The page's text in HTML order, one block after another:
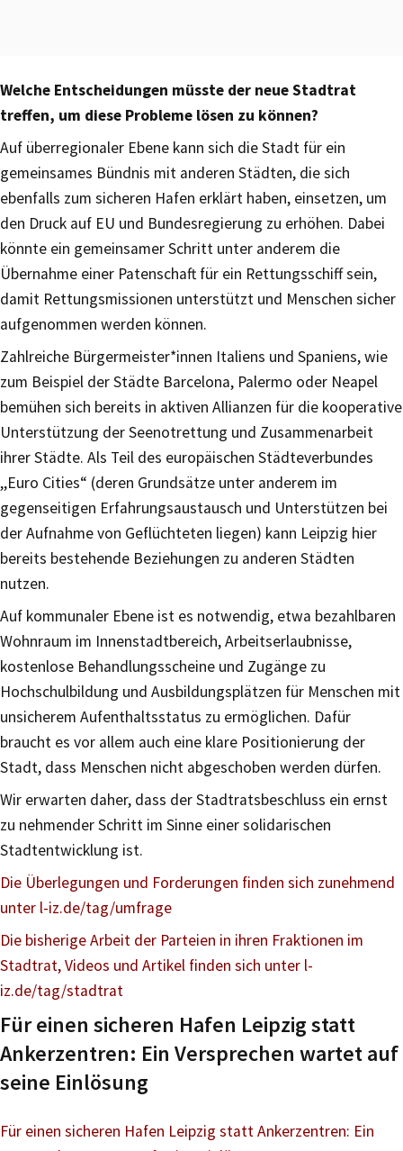
Welche Entscheidungen müsste der neue Stadtrat
treffen, um diese Probleme lösen zu können?
Auf überregionaler Ebene kann sich die Stadt für ein
gemeinsames Bündnis mit anderen Städten, die sich
ebenfalls zum sicheren Hafen erklärt haben, einsetzen, um
den Druck auf EU und Bundesregierung zu erhöhen. Dabei
könnte ein gemeinsamer Schritt unter anderem die
Übernahme einer Patenschaft für ein Rettungsschiff sein,
damit Rettungsmissionen unterstützt und Menschen sicher
aufgenommen werden können.
Zahlreiche Bürgermeister*innen Italiens und Spaniens, wie
zum Beispiel der Städte Barcelona, Palermo oder Neapel
bemühen sich bereits in aktiven Allianzen für die kooperative
Unterstützung der Seenotrettung und Zusammenarbeit
ihrer Städte. Als Teil des europäischen Städteverbundes
,,Euro Cities“ (deren Grundsätze unter anderem im
gegenseitigen Erfahrungsaustausch und Unterstützen bei
der Aufnahme von Geflüchteten liegen) kann Leipzig hier
bereits bestehende Beziehungen zu anderen Städten
nutzen.
Auf kommunaler Ebene ist es notwendig, etwa bezahlbaren
Wohnraum im Innenstadtbereich, Arbeitserlaubnisse,
kostenlose Behandlungsscheine und Zugänge zu
Hochschulbildung und Ausbildungsplätzen für Menschen mit
unsicherem Aufenthaltsstatus zu ermöglichen. Dafür
braucht es vor allem auch eine klare Positionierung der
Stadt, dass Menschen nicht abgeschoben werden dürfen.
Wir erwarten daher, dass der Stadtratsbeschluss ein ernst
zu nehmender Schritt im Sinne einer solidarischen
Stadtentwicklung ist.
Die Überlegungen und Forderungen finden sich zunehmend
unter l-iz.de/tag/umfrage
Die bisherige Arbeit der Parteien in ihren Fraktionen im
Stadtrat, Videos und Artikel finden sich unter l-
iz.de/tag/stadtrat
Für einen sicheren Hafen Leipzig statt
Ankerzentren: Ein Versprechen wartet auf
seine Einlösung
Für einen sicheren Hafen Leipzig statt Ankerzentren: Ein